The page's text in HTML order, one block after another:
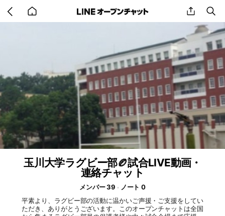
back
to
share
玉川大学ラグビー部🏉試合LIVE動画・
連絡チャット
メンバー 39
ノート 0
平素より、ラグビー部の活動に温かいご声援・ご支援をしてい
ただき、ありがとうございます。このオープンチャットは全国